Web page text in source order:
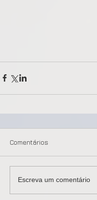
Comentários
Escreva um comentário